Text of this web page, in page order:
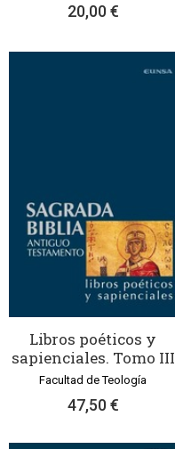
20,00 €
Libros poéticos y
sapienciales. Tomo III
Facultad de Teología
47,50 €